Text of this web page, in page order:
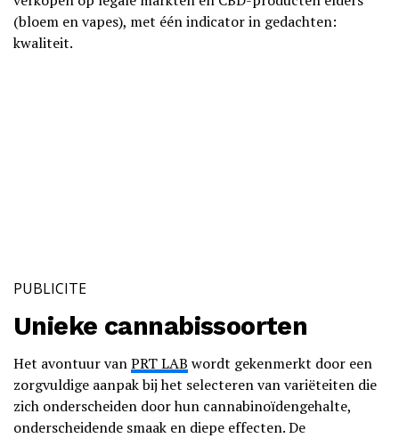
(bloem en vapes), met één indicator in gedachten:
kwaliteit.
PUBLICITE
Unieke cannabissoorten
Het avontuur vanPRT LAB wordt gekenmerkt door een
zorgvuldige aanpak bij het selecteren van variëteiten die
zich onderscheiden door hun cannabinoïdengehalte,
onderscheidende smaak en diepe effecten. De